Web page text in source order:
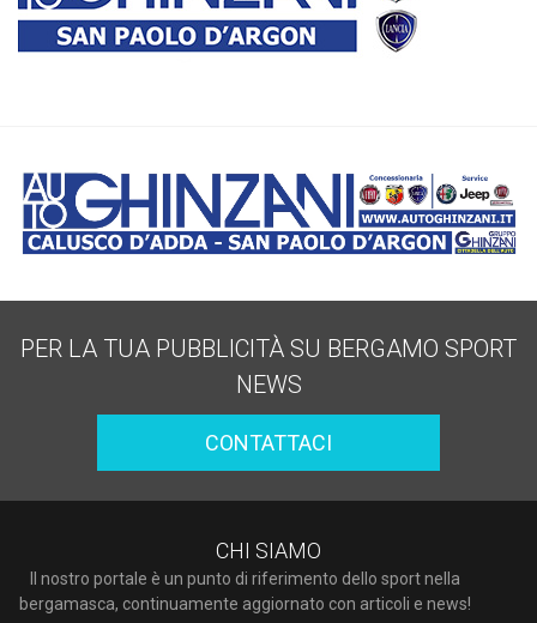
PER LA TUA PUBBLICITÀ SU BERGAMO SPORT
NEWS
CONTATTACI
CHI SIAMO
Il nostro portale è un punto di riferimento dello sport nella
bergamasca, continuamente aggiornato con articoli e news!